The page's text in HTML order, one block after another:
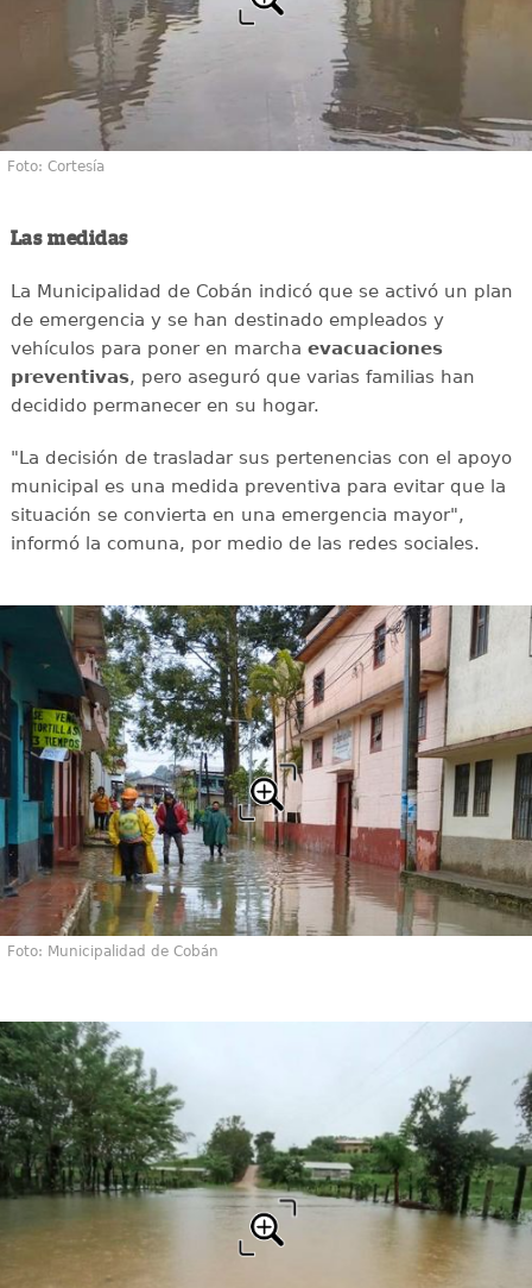
Foto: Cortesía
Las medidas
La Municipalidad de Cobán indicó que se activó un plan
de emergencia y se han destinado empleados y
vehículos para poner en marcha evacuaciones
preventivas, pero aseguró que varias familias han
decidido permanecer en su hogar.
"La decisión de trasladar sus pertenencias con el apoyo
municipal es una medida preventiva para evitar que la
situación se convierta en una emergencia mayor",
informó la comuna, por medio de las redes sociales.
Foto: Municipalidad de Cobán